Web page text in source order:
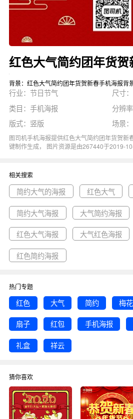
红色大气简约团年货
背景：红色大气简约团年货贺新春手机海报背
行业：节日节气
尺寸
类目：手机海报
分辨
版式：竖版
场景
图司机手机海报提供红色大气简约团年货贺新
键制作生成， 图片资源是由267440于2019-10-29T19:02:40+08:00传的作
属于祥云, 云纹, 红色, 红包, 简约主题。 主要用于节日节气行业，为您推荐
与红色大气简约团年货贺新春手机海报相关的
气, 简约大气等优质图片模板资源。
相关搜索
简约大气的海报 红色大气
简约大气海报 大气简约海报
红色大气海报 大气红色海报
红色简约海报
热门专题
红色 大气 简约 梅花
扇子 红包 手机海报
礼盒 祥云
猜你喜欢